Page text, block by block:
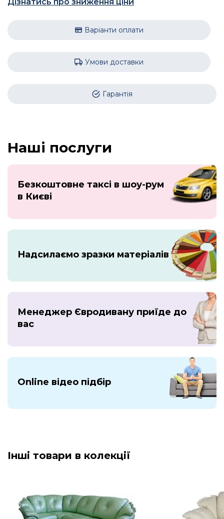
Варіанти оплати
Умови доставки
Гарантія
Наші послуги
Безкоштовне таксі в шоу-рум
в Києві
Надсилаємо зразки матеріалів
Менеджер Євродивану приїде до
вас
Online відео підбір
Інші товари в колекції